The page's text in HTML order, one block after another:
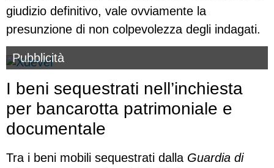
giudizio definitivo, vale ovviamente la
presunzione di non colpevolezza degli indagati.
Pubblicità
I beni sequestrati nell’inchiesta
per bancarotta patrimoniale e
documentale
Tra i beni mobili sequestrati dalla Guardia di